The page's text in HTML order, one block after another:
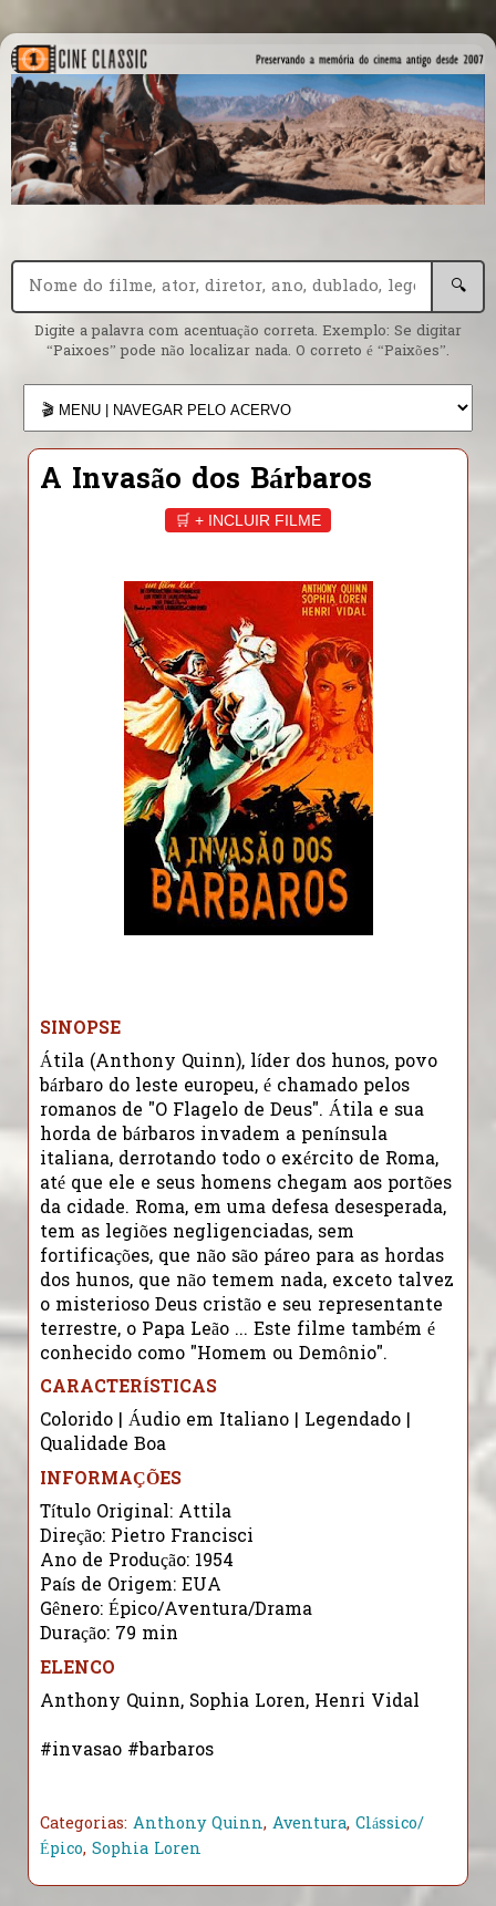
🔍
Digite a palavra com acentuação correta. Exemplo: Se digitar
“Paixoes” pode não localizar nada. O correto é “Paixões”.
A Invasão dos Bárbaros
🛒 + INCLUIR FILME
SINOPSE
Átila (Anthony Quinn), líder dos hunos, povo
bárbaro do leste europeu, é chamado pelos
romanos de "O Flagelo de Deus". Átila e sua
horda de bárbaros invadem a península
italiana, derrotando todo o exército de Roma,
até que ele e seus homens chegam aos portões
da cidade. Roma, em uma defesa desesperada,
tem as legiões negligenciadas, sem
fortificações, que não são páreo para as hordas
dos hunos, que não temem nada, exceto talvez
o misterioso Deus cristão e seu representante
terrestre, o Papa Leão ... Este filme também é
conhecido como "Homem ou Demônio".
CARACTERÍSTICAS
Colorido | Áudio em Italiano | Legendado |
Qualidade Boa
INFORMAÇÕES
Título Original: Attila
Direção: Pietro Francisci
Ano de Produção: 1954
País de Origem: EUA
Gênero: Épico/Aventura/Drama
Duração: 79 min
ELENCO
Anthony Quinn, Sophia Loren, Henri Vidal
#invasao #barbaros
Categorias: Anthony Quinn, Aventura, Clássico/
Épico, Sophia Loren